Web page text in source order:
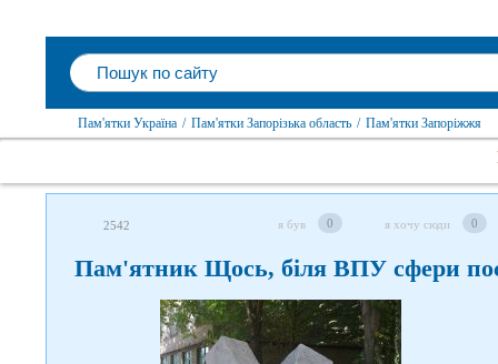
Пам'ятки Україна / Пам'ятки Запорізька область / Пам'ятки Запоріжжя
2542 я був 0 я хочу сюди 0
Пам'ятник Щось, біля ВПУ сфери
Слідкуйте за нами в соцмережах